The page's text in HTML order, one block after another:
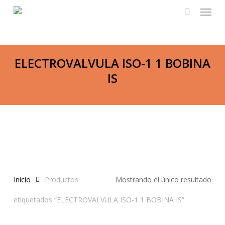
content
Menu
ELECTROVALVULA ISO-1 1 BOBINA
IS
Mostrando el único resultado
Inicio Productos
etiquetados “ELECTROVALVULA ISO-1 1 BOBINA IS”